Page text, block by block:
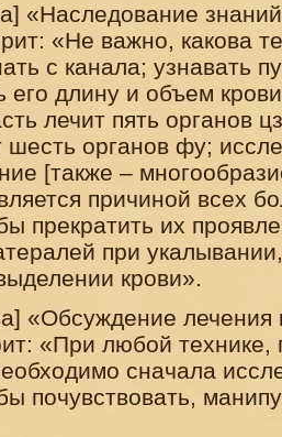
«Наследование
«Не важно, какова
с канала; узнавать
его длину и объем
лечит пять органов
шесть органов фу;
[также –
причиной всех
прекратить их
при
крови».
«Обсуждение лечения
«При любой
сначала
почувствовать,